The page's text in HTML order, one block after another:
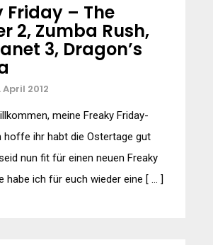
Friday – The
2, Zumba Rush,
3, Dragon’s
April 2012
meine Freaky Friday-
hoffe ihr habt die Ostertage gut
nun fit für einen neuen Freaky
habe ich für euch wieder eine [ … ]